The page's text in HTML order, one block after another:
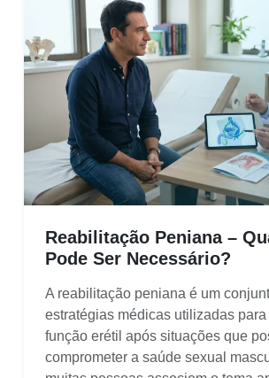
Reabilitação Peniana –
Pode Ser Necessário?
A reabilitação peniana é um
estratégias médicas utilizadas para
função erétil após situações que
comprometer a saúde sexual